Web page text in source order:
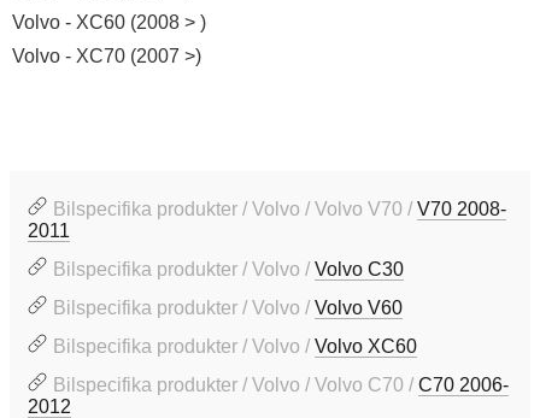
Volvo - XC60 (2008 > )
Volvo - XC70 (2007 >)
Bilspecifika produkter / Volvo / Volvo V70 /V70 2008-
2011
Bilspecifika produkter / Volvo /Volvo C30
Bilspecifika produkter / Volvo /Volvo V60
Bilspecifika produkter / Volvo /Volvo XC60
Bilspecifika produkter / Volvo / Volvo C70 /C70 2006-
2012